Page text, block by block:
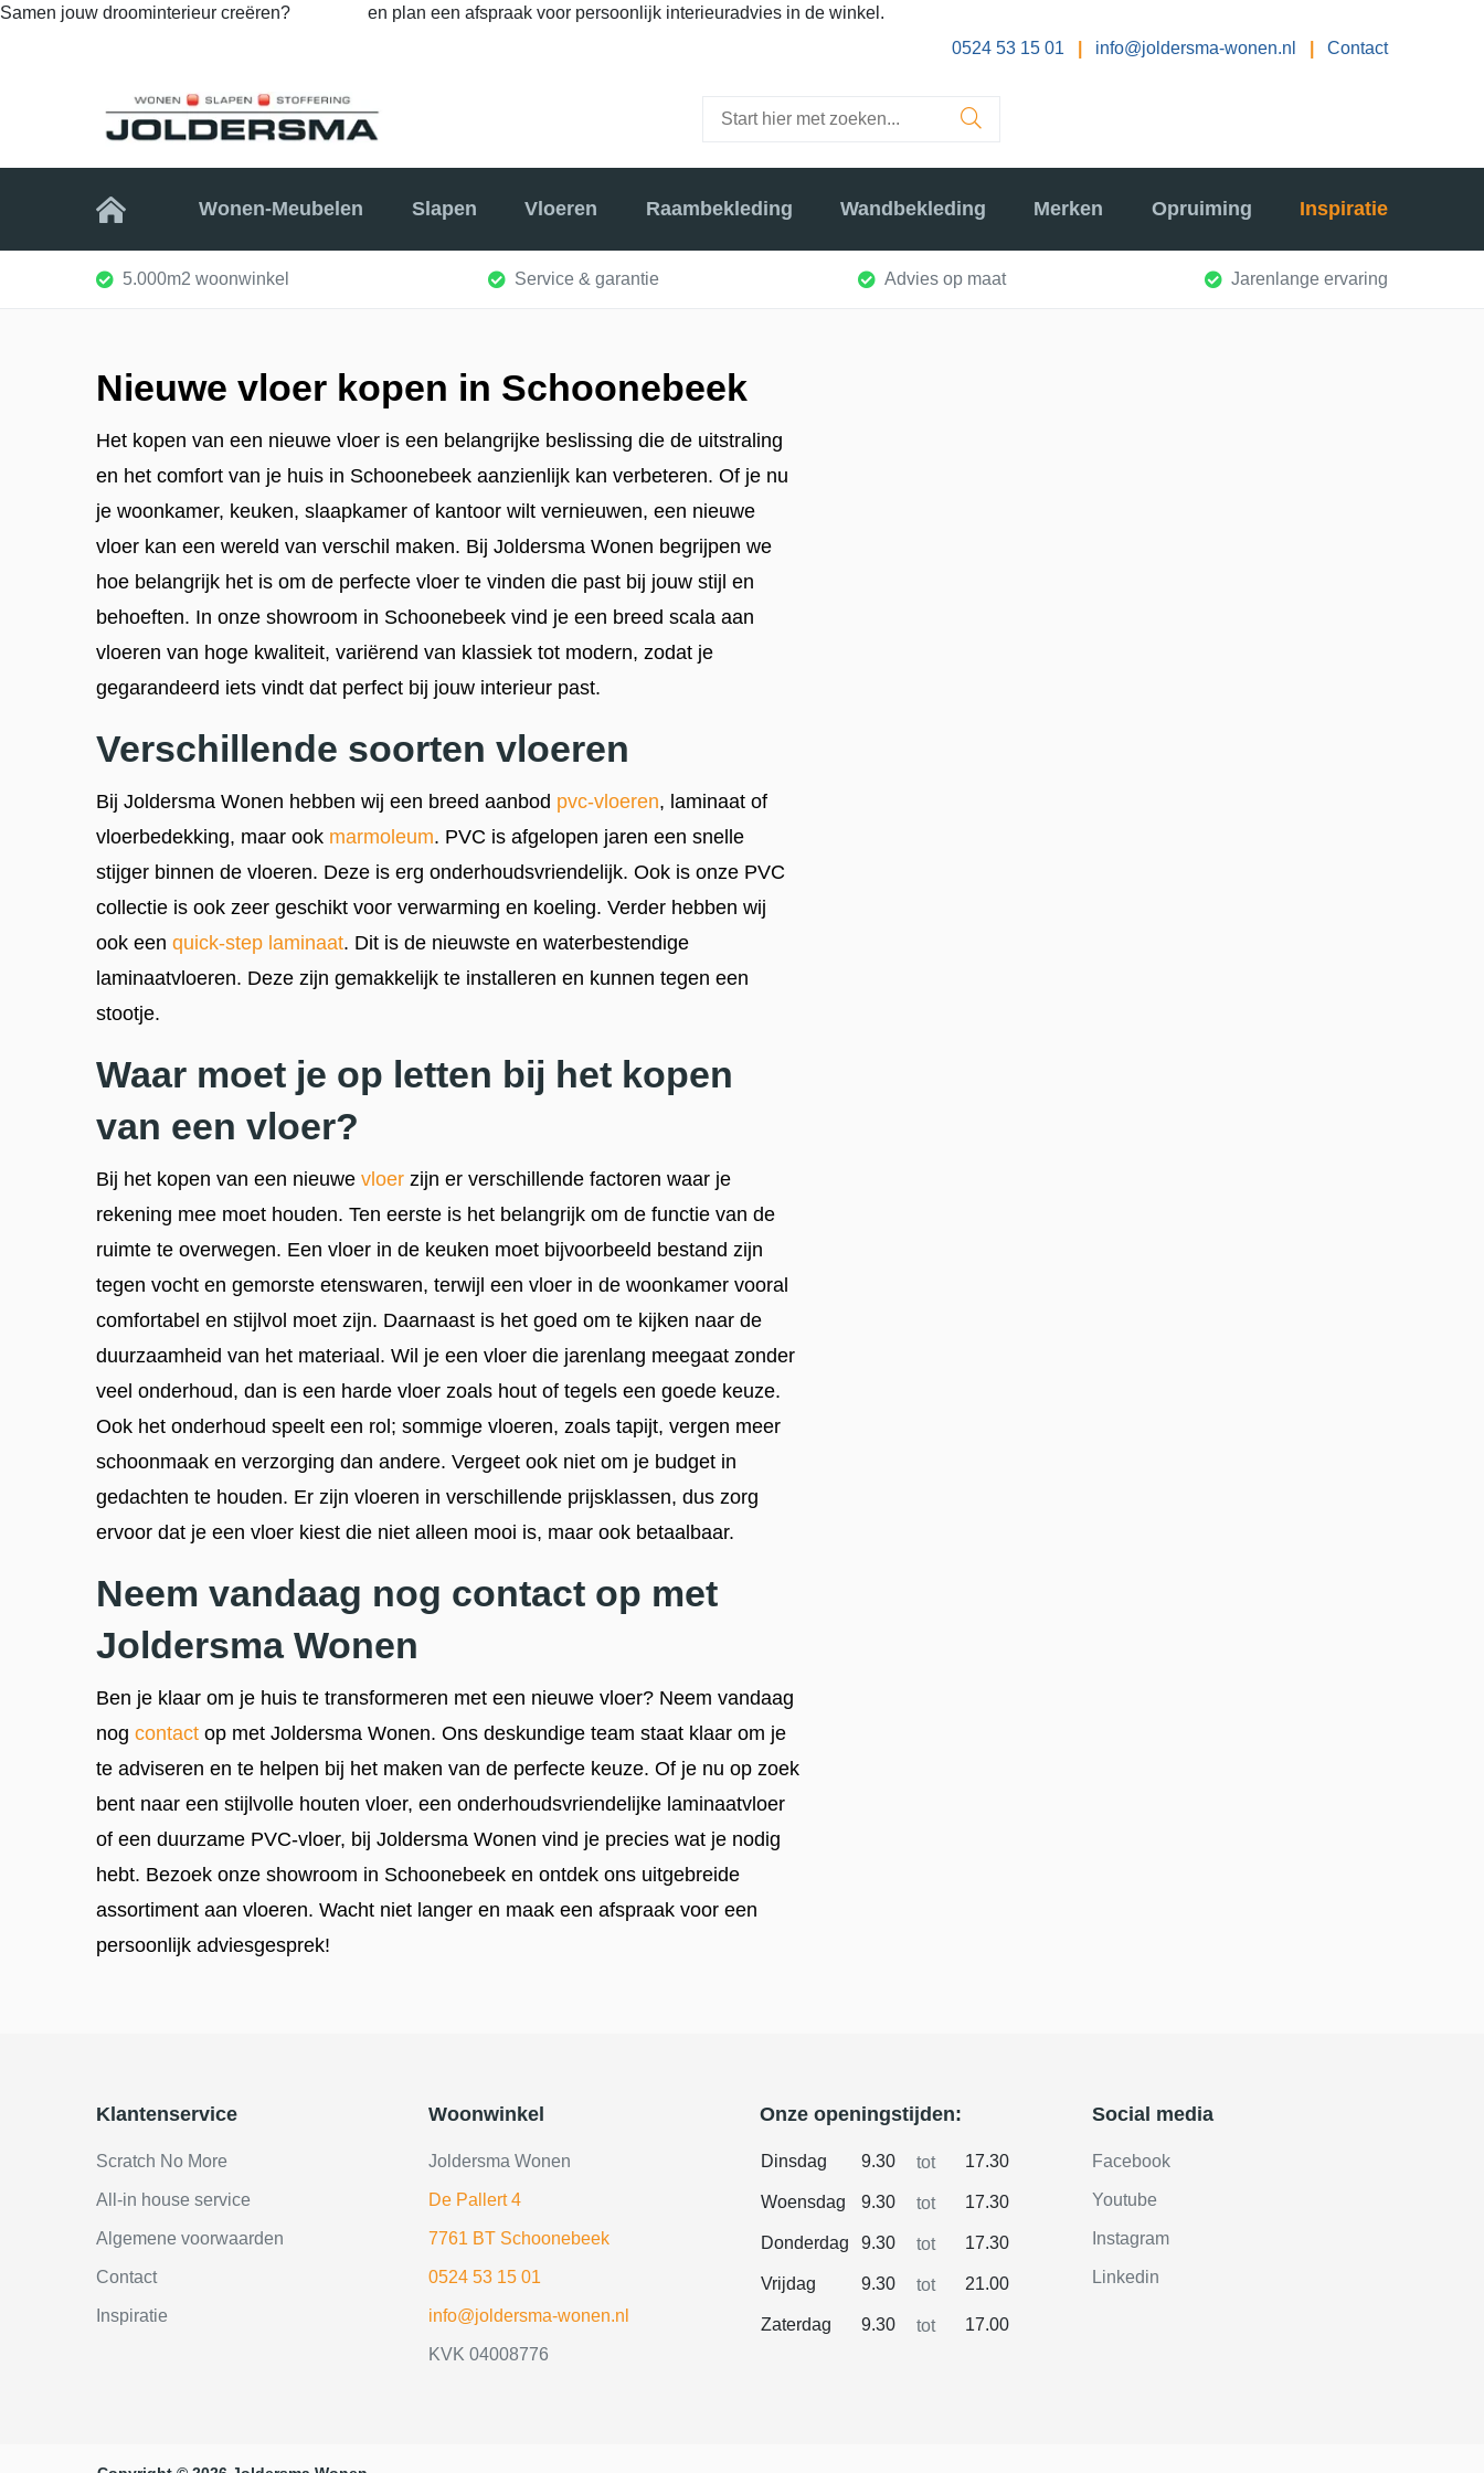
Samen jouw droominterieur creëren?
en plan een afspraak voor persoonlijk interieuradvies in de winkel.
0524 53 15 01
info@joldersma-wonen.nl Contact
Home Wonen-Meubelen Slapen Vloeren Raambekleding Wandbekleding Merken Opruiming Inspiratie
5.000m2 woonwinkel Service & garantie Advies op maat Jarenlange ervaring
Nieuwe vloer kopen in Schoonebeek
Het kopen van een nieuwe vloer is een belangrijke beslissing die de uitstraling
en het comfort van je huis in Schoonebeek aanzienlijk kan verbeteren. Of je nu
je woonkamer, keuken, slaapkamer of kantoor wilt vernieuwen, een nieuwe
vloer kan een wereld van verschil maken. Bij Joldersma Wonen begrijpen we
hoe belangrijk het is om de perfecte vloer te vinden die past bij jouw stijl en
behoeften. In onze showroom in Schoonebeek vind je een breed scala aan
vloeren van hoge kwaliteit, variërend van klassiek tot modern, zodat je
gegarandeerd iets vindt dat perfect bij jouw interieur past.
Verschillende soorten vloeren
Bij Joldersma Wonen hebben wij een breed aanbod pvc-vloeren, laminaat of
vloerbedekking, maar ook marmoleum. PVC is afgelopen jaren een snelle
stijger binnen de vloeren. Deze is erg onderhoudsvriendelijk. Ook is onze PVC
collectie is ook zeer geschikt voor verwarming en koeling. Verder hebben wij
ook een quick-step laminaat. Dit is de nieuwste en waterbestendige
laminaatvloeren. Deze zijn gemakkelijk te installeren en kunnen tegen een
stootje.
Waar moet je op letten bij het kopen
van een vloer?
Bij het kopen van een nieuwe vloer zijn er verschillende factoren waar je
rekening mee moet houden. Ten eerste is het belangrijk om de functie van de
ruimte te overwegen. Een vloer in de keuken moet bijvoorbeeld bestand zijn
tegen vocht en gemorste etenswaren, terwijl een vloer in de woonkamer vooral
comfortabel en stijlvol moet zijn. Daarnaast is het goed om te kijken naar de
duurzaamheid van het materiaal. Wil je een vloer die jarenlang meegaat zonder
veel onderhoud, dan is een harde vloer zoals hout of tegels een goede keuze.
Ook het onderhoud speelt een rol; sommige vloeren, zoals tapijt, vergen meer
schoonmaak en verzorging dan andere. Vergeet ook niet om je budget in
gedachten te houden. Er zijn vloeren in verschillende prijsklassen, dus zorg
ervoor dat je een vloer kiest die niet alleen mooi is, maar ook betaalbaar.
Neem vandaag nog contact op met
Joldersma Wonen
Ben je klaar om je huis te transformeren met een nieuwe vloer? Neem vandaag
nog contact op met Joldersma Wonen. Ons deskundige team staat klaar om je
te adviseren en te helpen bij het maken van de perfecte keuze. Of je nu op zoek
bent naar een stijlvolle houten vloer, een onderhoudsvriendelijke laminaatvloer
of een duurzame PVC-vloer, bij Joldersma Wonen vind je precies wat je nodig
hebt. Bezoek onze showroom in Schoonebeek en ontdek ons uitgebreide
assortiment aan vloeren. Wacht niet langer en maak een afspraak voor een
persoonlijk adviesgesprek!
Klantenservice
Scratch No More
All-in house service
Algemene voorwaarden
Contact
Inspiratie
Woonwinkel
Joldersma Wonen
De Pallert 4
7761 BT Schoonebeek
0524 53 15 01
info@joldersma-wonen.nl
KVK 04008776
Onze openingstijden:
Dinsdag 9.30 tot 17.30
Woensdag 9.30 tot 17.30
Donderdag 9.30 tot 17.30
Vrijdag 9.30 tot 21.00
Zaterdag 9.30 tot 17.00
Social media
Facebook
Youtube
Instagram
Linkedin